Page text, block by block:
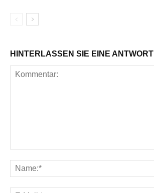
HINTERLASSEN SIE EINE ANTWORT